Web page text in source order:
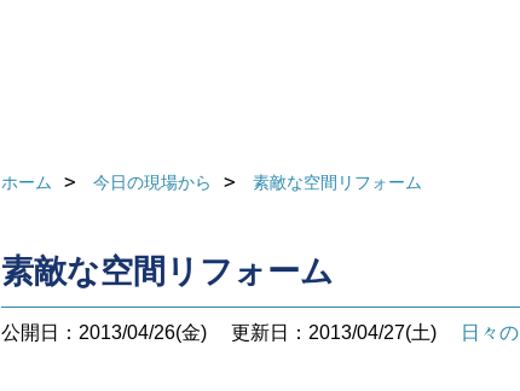
ホーム 今日の現場から 素敵な空間リフォーム
素敵な空間リフォーム
公開日：2013/04/26(金) 更新日：2013/04/27(土) 日々